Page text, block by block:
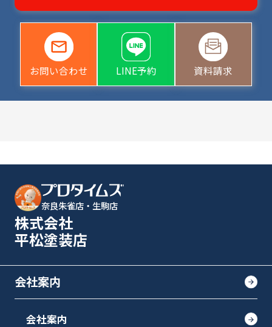
お問い合わせ LINE予約 資料請求
奈良朱雀店・生駒店
株式会社
平松塗装店
会社案内
会社案内